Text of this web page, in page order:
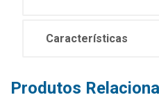
Características
Produtos